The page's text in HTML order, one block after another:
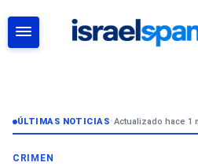
ÚLTIMAS NOTICIAS• Actualizado hace 1
CRIMEN